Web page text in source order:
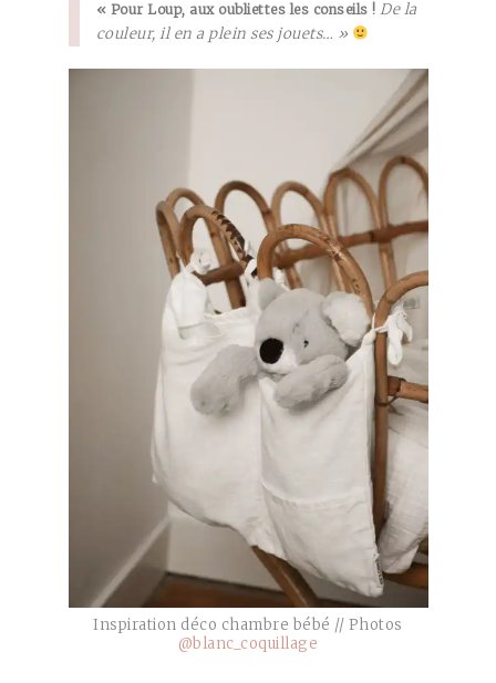
« Pour Loup, aux oubliettes les conseils ! De la
couleur, il en a plein ses jouets… »
Inspiration déco chambre bébé // Photos
@blanc_coquillage